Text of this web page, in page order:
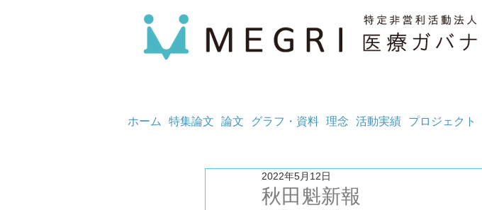
ホーム 特集論文 論文 グラフ・資料 理念 活動実績 プロジェクト
秋田魁新報
2022年5月12日